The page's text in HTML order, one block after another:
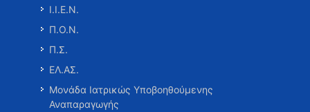
Ι.Ι.Ε.Ν.
Π.Ο.Ν.
Π.Σ.
ΕΛ.ΑΣ.
Μονάδα Ιατρικώς Υποβοηθούμενης
Αναπαραγωγής